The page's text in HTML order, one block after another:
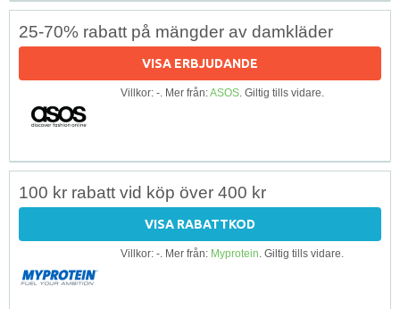
25-70% rabatt på mängder av damkläder
VISA ERBJUDANDE
Villkor: -. Mer från:ASOS. Giltig tills vidare.
100 kr rabatt vid köp över 400 kr
VISA RABATTKOD
Villkor: -. Mer från: Myprotein. Giltig tills vidare.